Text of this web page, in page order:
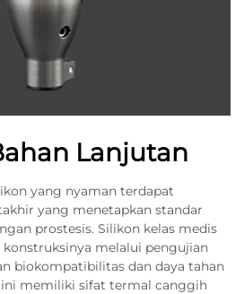
Lanjutan
yang nyaman terdapat
yang menetapkan standar
prostesis. Silikon kelas medis
melalui pengujian
biokompatibilitas dan daya tahan
memiliki sifat termal canggih